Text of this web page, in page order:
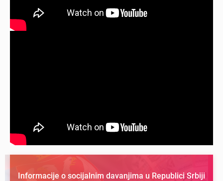
Informacije o socijalnim davanjima u Republici Srbiji